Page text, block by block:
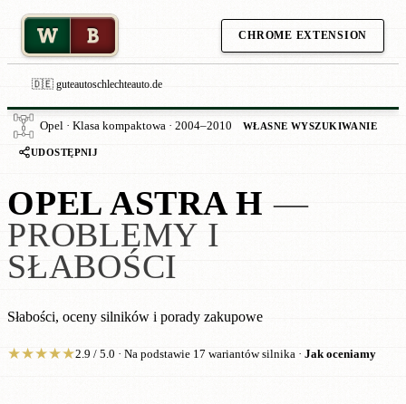
W B CHROME EXTENSION
🇩🇪 guteautoschlechteauto.de
Opel · Klasa kompaktowa · 2004–2010 WŁASNE WYSZUKIWANIE
UDOSTĘPNIJ
OPEL ASTRA H —
PROBLEMY I
SŁABOŚCI
Słabości, oceny silników i porady zakupowe
★★★★★2.9 / 5.0 · Na podstawie 17 wariantów silnika · Jak oceniamy